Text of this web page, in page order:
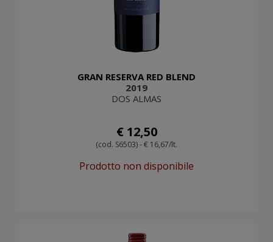
GRAN RESERVA RED BLEND
2019
DOS ALMAS
€ 12,50
(cod. S6503) - € 16,67/lt.
Prodotto non disponibile